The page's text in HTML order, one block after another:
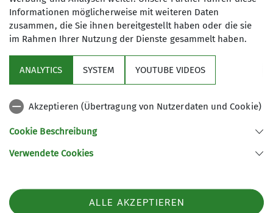
Service
Gruppen
82323 Tutzing
Telefon +4981588119
Informationen möglicherweise mit weiteren Daten
zusammen, die Sie ihnen bereitgestellt haben oder die sie
im Rahmen Ihrer Nutzung der Dienste gesammelt haben.
ANALYTICS SYSTEM YOUTUBE VIDEOS
Akzeptieren (Übertragung von Nutzerdaten und Cookie)
Cookie Beschreibung
Verwendete Cookies
ALLE AKZEPTIEREN